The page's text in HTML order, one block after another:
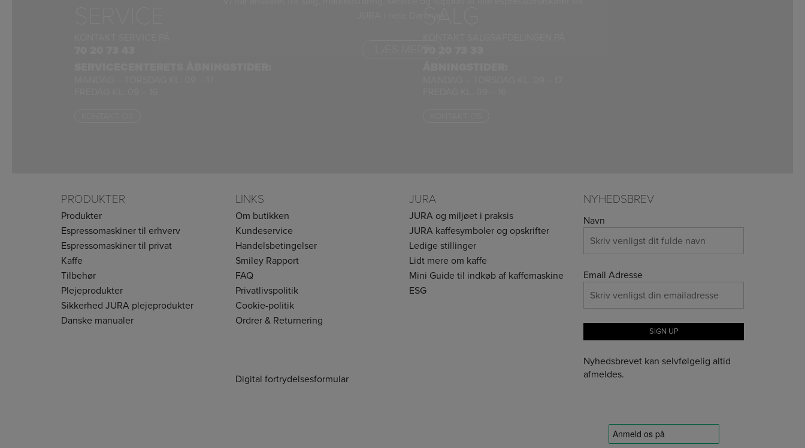
PRODUKTER
Produkter
Espressomaskiner til erhverv
Espressomaskiner til privat
Kaffe
Tilbehør
Plejeprodukter
Sikkerhed JURA plejeprodukter
Danske manualer
LINKS
Om butikken
Kundeservice
Handelsbetingelser
Smiley Rapport
FAQ
Privatlivspolitik
Cookie-politik
Ordrer & Returnering
Digital fortrydelsesformular
JURA
JURA og miljøet i praksis
JURA kaffesymboler og opskrifter
Ledige stillinger
Lidt mere om kaffe
Mini Guide til indkøb af kaffemaskine
ESG
NYHEDSBREV
Navn
Email Adresse
Nyhedsbrevet kan selvfølgelig altid
afmeldes.